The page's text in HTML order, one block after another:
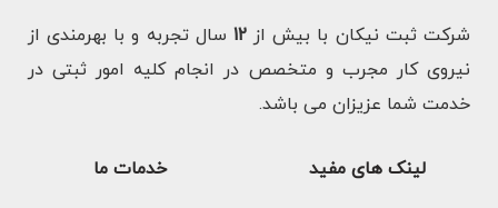
شرکت ثبت نیکان با بیش از 12 سال تجربه و با بهرمندی از
نیروی کار مجرب و متخصص در انجام کلیه امور ثبتی در
خدمت شما عزیزان می باشد.
لینک های مفید خدمات ما